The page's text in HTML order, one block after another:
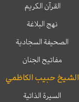
القرآن الكريم
نهج البلاغة
الصحيفة السجادية
مفاتيح الجنان
الشيخ حبيب الكاظمي
السيرة الذاتية